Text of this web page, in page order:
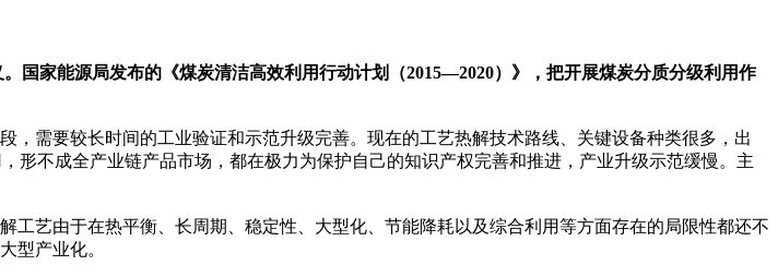
国家能源局发布的《煤炭清洁高效利用行动计划（2015—2020）》，把开展煤炭分质分级利用作
需要较长时间的工业验证和示范升级完善。现在的工艺热解技术路线、关键设备种类很多，出
形不成全产业链产品市场，都在极力为保护自己的知识产权完善和推进，产业升级示范缓慢。主
艺由于在热平衡、长周期、稳定性、大型化、节能降耗以及综合利用等方面存在的局限性都还不
型产业化。